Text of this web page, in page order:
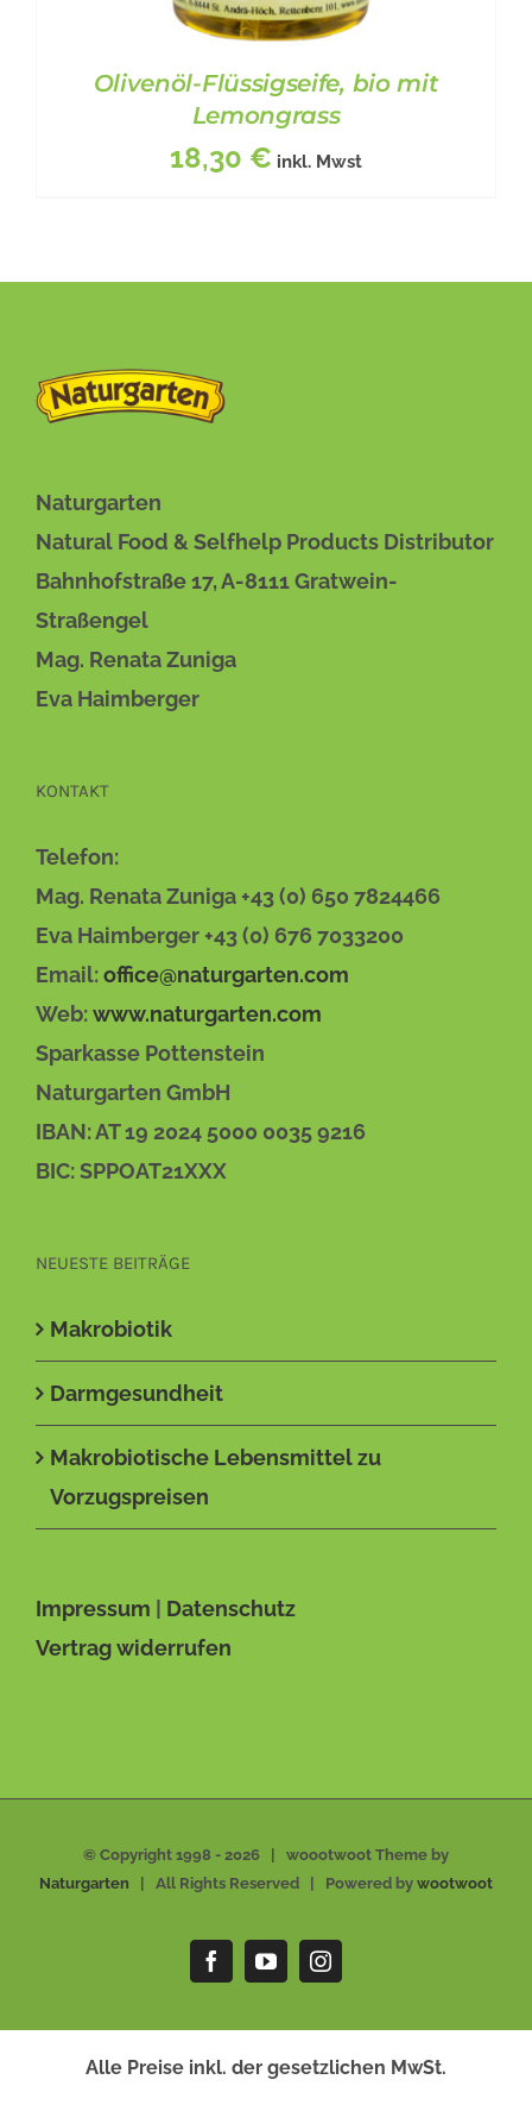
BESCHREIBUNG
Olivenöl-Flüssigseife, bio mit
Lemongrass
18,30 € inkl. Mwst
Naturgarten
Natural Food & Selfhelp Products Distributor
Bahnhofstraße 17, A-8111 Gratwein-
Straßengel
Mag. Renata Zuniga
Eva Haimberger
KONTAKT
Telefon:
Mag. Renata Zuniga +43 (0) 650 7824466
Eva Haimberger +43 (0) 676 7033200
Email:office@naturgarten.com
Web:www.naturgarten.com
Sparkasse Pottenstein
Naturgarten GmbH
IBAN: AT 19 2024 5000 0035 9216
BIC: SPPOAT21XXX
NEUESTE BEITRÄGE
Makrobiotik
Darmgesundheit
Makrobiotische Lebensmittel zu
Vorzugspreisen
Impressum
Datenschutz
Vertrag widerrufen
© Copyright 1998 - 2026 | woootwoot Theme by
Naturgarten | All Rights Reserved | Powered by wootwoot
FacebookYouTubeInstagram
Alle Preise inkl. der gesetzlichen MwSt.